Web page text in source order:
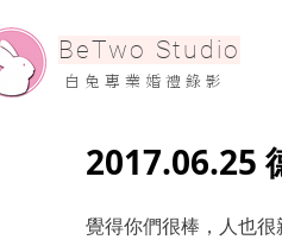
​BeTwo Studio
​白 兔 專 業 婚 禮 錄 影
2017.06.25
覺得你們很棒，人也很